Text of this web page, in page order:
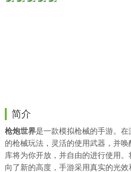
简介
枪炮世界是一款模拟枪械的手游。
的枪械玩法，灵活的使用武器，并
库将为你开放，并自由的进行使用
向了新的高度，手游采用真实的光